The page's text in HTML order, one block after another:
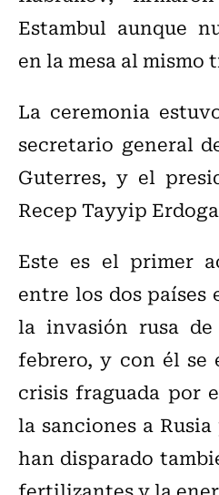
Estambul aunque
en la mesa al mismo
La ceremonia
secretario general
Guterres, y el
Recep Tayyip
Este es el primer
entre los dos países
la invasión rusa
febrero, y con él se
crisis fraguada por
la sanciones a
han disparado